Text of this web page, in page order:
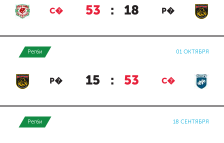
С� 53 : 18 Р�
Регби 01 ОКТЯБРЯ
Р� 15 : 53 С�
Регби 18 СЕНТЯБРЯ